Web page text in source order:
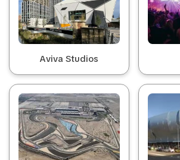
Aviva Studios